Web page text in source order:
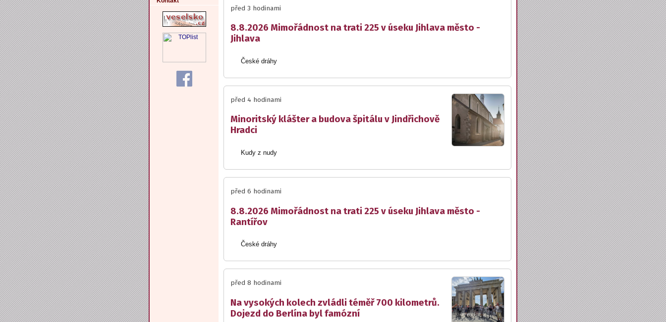
před 3 hodinami
8.8.2026 Mimořádnost na trati 225 v úseku Jihlava město -
Jihlava
České dráhy
před 4 hodinami
Minoritský klášter a budova špitálu v Jindřichově
Hradci
Kudy z nudy
před 6 hodinami
8.8.2026 Mimořádnost na trati 225 v úseku Jihlava město -
Rantířov
České dráhy
před 8 hodinami
Na vysokých kolech zvládli téměř 700 kilometrů.
Dojezd do Berlína byl famózní